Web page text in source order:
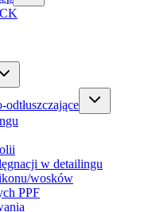
odtłuszczające
w detailingu
wosków
PPF